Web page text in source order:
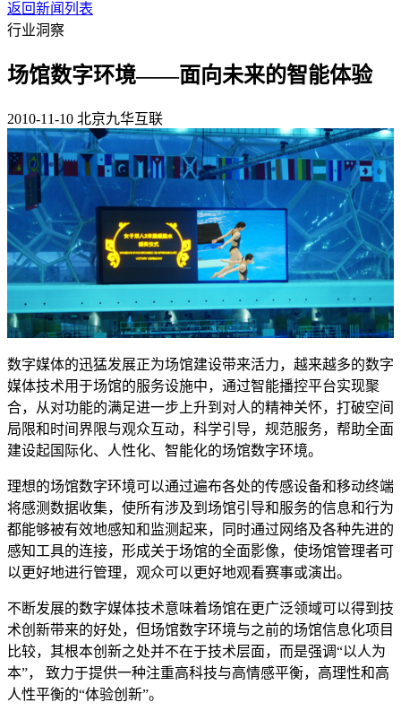
返回新闻列表
行业洞察
场馆数字环境——面向未来的智能体验
2010-11-10 北京九华互联
数字媒体的迅猛发展正为场馆建设带来活力，越来越多的数字
媒体技术用于场馆的服务设施中，通过智能播控平台实现聚
合，从对功能的满足进一步上升到对人的精神关怀，打破空间
局限和时间界限与观众互动，科学引导，规范服务，帮助全面
建设起国际化、人性化、智能化的场馆数字环境。
理想的场馆数字环境可以通过遍布各处的传感设备和移动终端
将感测数据收集，使所有涉及到场馆引导和服务的信息和行为
都能够被有效地感知和监测起来，同时通过网络及各种先进的
感知工具的连接，形成关于场馆的全面影像，使场馆管理者可
以更好地进行管理，观众可以更好地观看赛事或演出。
不断发展的数字媒体技术意味着场馆在更广泛领域可以得到技
术创新带来的好处，但场馆数字环境与之前的场馆信息化项目
比较，其根本创新之处并不在于技术层面，而是强调“以人为
本”， 致力于提供一种注重高科技与高情感平衡，高理性和高
人性平衡的“体验创新”。